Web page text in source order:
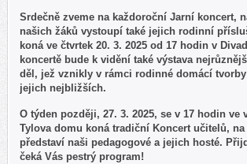
Srdečně zveme na každoroční Jarní koncert,
našich žáků vystoupí také jejich rodinní
koná ve čtvrtek 20. 3. 2025 od 17 hodin v
koncertě bude k vidění také výstava
děl, jež vznikly v rámci rodinné domácí
jejich nejbližších.
O týden později, 27. 3. 2025, se v 17 hodin ve
Tylova domu koná tradiční Koncert učitelů, na
představí naši pedagogové a jejich hosté.
čeká Vás pestrý program!